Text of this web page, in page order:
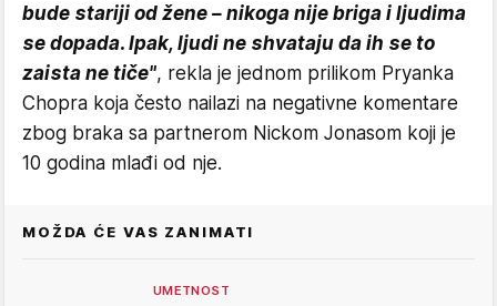
bude stariji od žene – nikoga nije briga i ljudima
se dopada. Ipak, ljudi ne shvataju da ih se to
zaista ne tiče", rekla je jednom prilikom Pryanka
Chopra koja često nailazi na negativne komentare
zbog braka sa partnerom Nickom Jonasom koji je
10 godina mlađi od nje.
MOŽDA ĆE VAS ZANIMATI
UMETNOST